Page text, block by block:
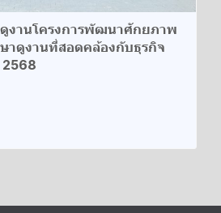
งานโครงการพัฒนาศักยภาพ
าดูงานที่สอดคล้องกับธุรกิจ
2568